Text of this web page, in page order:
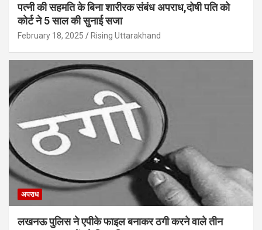
पत्नी की सहमति के बिना शारीरक संबंध अपराध,दोषी पति को
कोर्ट ने 5 साल की सुनाई सजा
February 18, 2025 Rising Uttarakhand
अपराध
लखनऊ पुलिस ने एपीके फाइल बनाकर ठगी करने वाले तीन